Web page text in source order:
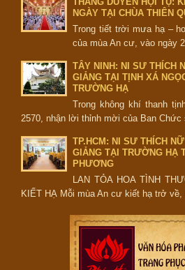
NGÀY TẠI CHÙA THIÊN
Trong tiết trời mưa hạ –
của mùa An cư, vào ngày
TÂY NINH: NI SƯ THÍCH
GIẢNG TẠI TỊNH XÁ
TRƯỜNG HẠ
Trong không khí thanh
2570, nhận lời thỉnh mời của Ban Chức
TP.HCM: NI SƯ THÍCH
GIẢNG TẠI TRƯỜNG HẠ
PHƯƠNG
LAN TỎA HOA TÌNH
KIẾT HẠ Mỗi mùa An cư kiết hạ trở về,